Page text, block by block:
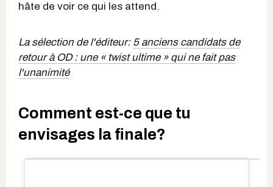
hâte de voir ce qui les attend.
La sélection de l'éditeur: 5 anciens candidats de
retour à OD : une « twist ultime » qui ne fait pas
l'unanimité
Comment est-ce que tu
envisages la finale?